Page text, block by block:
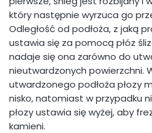
który następnie wyrzuca go
Odległość od podłoża, z jaką
ustawia się za pomocą płóz
nadaje się ona zarówno do
nieutwardzonych powierzchni.
utwardzonego podłoża płozy
nisko, natomiast w przypadku
płozy ustawia się wyżej, aby
kamieni.